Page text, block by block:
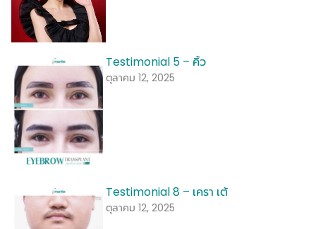
Testimonial 5 – คิ้ว
ตุลาคม 12, 2025
Testimonial 8 – เครา เต้
ตุลาคม 12, 2025